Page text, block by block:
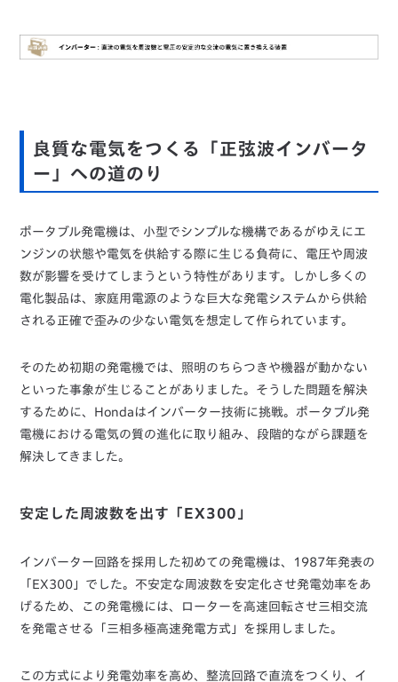
良質な電気をつくる「正弦波インバータ
ー」への道のり
ポータブル発電機は、小型でシンプルな機構であるがゆえにエ
ンジンの状態や電気を供給する際に生じる負荷に、電圧や周波
数が影響を受けてしまうという特性があります。しかし多くの
電化製品は、家庭用電源のような巨大な発電システムから供給
される正確で歪みの少ない電気を想定して作られています。
そのため初期の発電機では、照明のちらつきや機器が動かない
といった事象が生じることがありました。そうした問題を解決
するために、Hondaはインバーター技術に挑戦。ポータブル発
電機における電気の質の進化に取り組み、段階的ながら課題を
解決してきました。
安定した周波数を出す「EX300」
インバーター回路を採用した初めての発電機は、1987年発表の
「EX300」でした。不安定な周波数を安定化させ発電効率をあ
げるため、この発電機には、ローターを高速回転させ三相交流
を発電させる「三相多極高速発電方式」を採用しました。
この方式により発電効率を高め、整流回路で直流をつくり、イ